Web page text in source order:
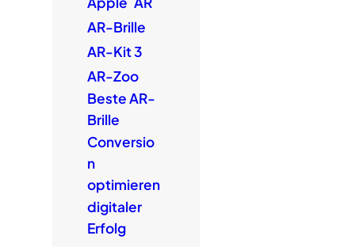
AR-Brille
AR-Kit 3
AR-Zoo
Beste AR-
Brille
Conversio
n
optimieren
digitaler
Erfolg